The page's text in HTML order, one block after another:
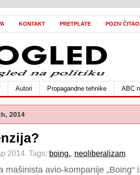
KONTAKT PRETPLATE POZIV
Autori Propagandne tehnike ABC
2014
2014. Tags: boing., neoliberalizam
mašinista avio-kompanije „Boing“